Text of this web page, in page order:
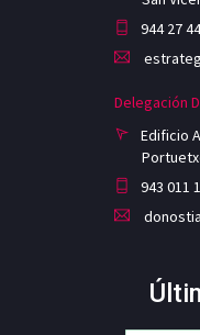
944 27
Delegación
Edificio
943 011